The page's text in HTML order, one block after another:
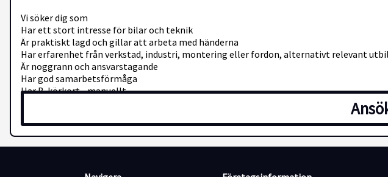
Vi söker dig som
Har ett stort intresse för bilar och teknik
Är praktiskt lagd och gillar att arbeta med händerna
Har erfarenhet från verkstad, industri, montering eller fordon, alternativt relevant
Är noggrann och ansvarstagande
Har god samarbetsförmåga
Har B-körkort - manuellt
Meriterande
Fordonsteknisk utbildning